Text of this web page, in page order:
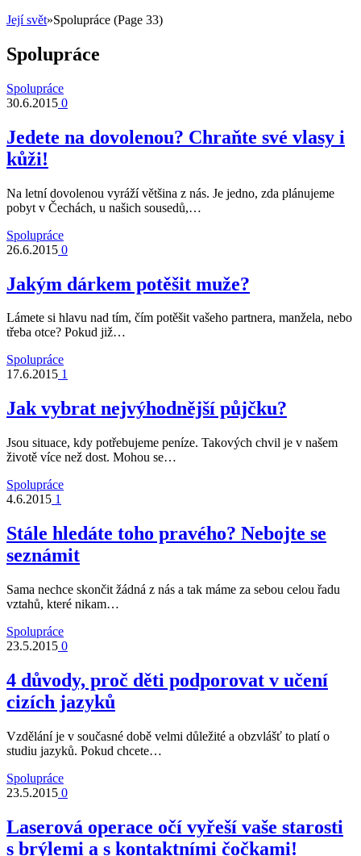
Její svět»Spolupráce (Page 33)
Spolupráce
Spolupráce
30.6.2015 0
Jedete na dovolenou? Chraňte své vlasy i
kůži!
Na letní dovolenou vyráží většina z nás. Je jedno, zda plánujeme
pobyt v Čechách, u našich sousedů,…
Spolupráce
26.6.2015 0
Jakým dárkem potěšit muže?
Lámete si hlavu nad tím, čím potěšit vašeho partnera, manžela, nebo
třeba otce? Pokud již…
Spolupráce
17.6.2015 1
Jak vybrat nejvýhodnější půjčku?
Jsou situace, kdy potřebujeme peníze. Takových chvil je v našem
životě více než dost. Mohou se…
Spolupráce
4.6.2015 1
Stále hledáte toho pravého? Nebojte se
seznámit
Sama nechce skončit žádná z nás a tak máme za sebou celou řadu
vztahů, které nikam…
Spolupráce
23.5.2015 0
4 důvody, proč děti podporovat v učení
cizích jazyků
Vzdělání je v současné době velmi důležité a obzvlášť to platí o
studiu jazyků. Pokud chcete…
Spolupráce
23.5.2015 0
Laserová operace očí vyřeší vaše starosti
s brýlemi a s kontaktními čočkami!